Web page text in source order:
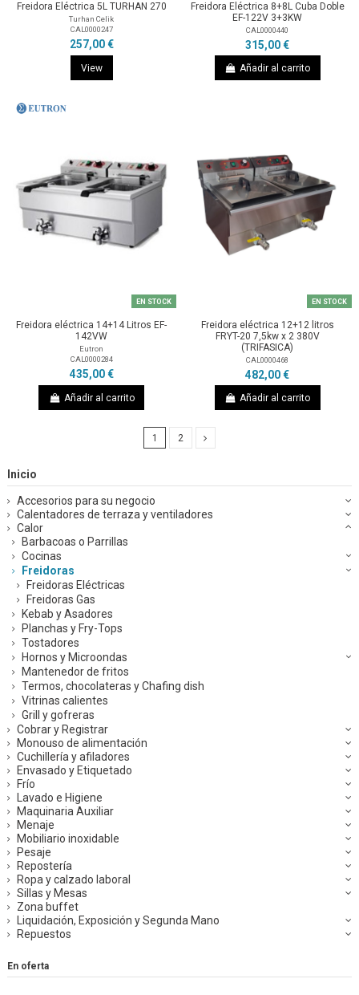
Freidora Eléctrica 5L TURHAN 270
Turhan Celik
CAL0000247
257,00 €
View
Freidora Eléctrica 8+8L Cuba Doble
EF-122V 3+3KW
CAL0000440
315,00 €
Añadir al carrito
EN STOCK
Freidora eléctrica 14+14 Litros EF-
142VW
Eutron
CAL0000284
435,00 €
Añadir al carrito
EN STOCK
Freidora eléctrica 12+12 litros
FRYT-20 7,5kw x 2 380V
(TRIFASICA)
CAL0000468
482,00 €
Añadir al carrito
1 2
Inicio
Accesorios para su negocio
Calentadores de terraza y ventiladores
Calor
Barbacoas o Parrillas
Cocinas
Freidoras
Freidoras Eléctricas
Freidoras Gas
Kebab y Asadores
Planchas y Fry-Tops
Tostadores
Hornos y Microondas
Mantenedor de fritos
Termos, chocolateras y Chafing dish
Vitrinas calientes
Grill y gofreras
Cobrar y Registrar
Monouso de alimentación
Cuchillería y afiladores
Envasado y Etiquetado
Frío
Lavado e Higiene
Maquinaria Auxiliar
Menaje
Mobiliario inoxidable
Pesaje
Repostería
Ropa y calzado laboral
Sillas y Mesas
Zona buffet
Liquidación, Exposición y Segunda Mano
Repuestos
En oferta